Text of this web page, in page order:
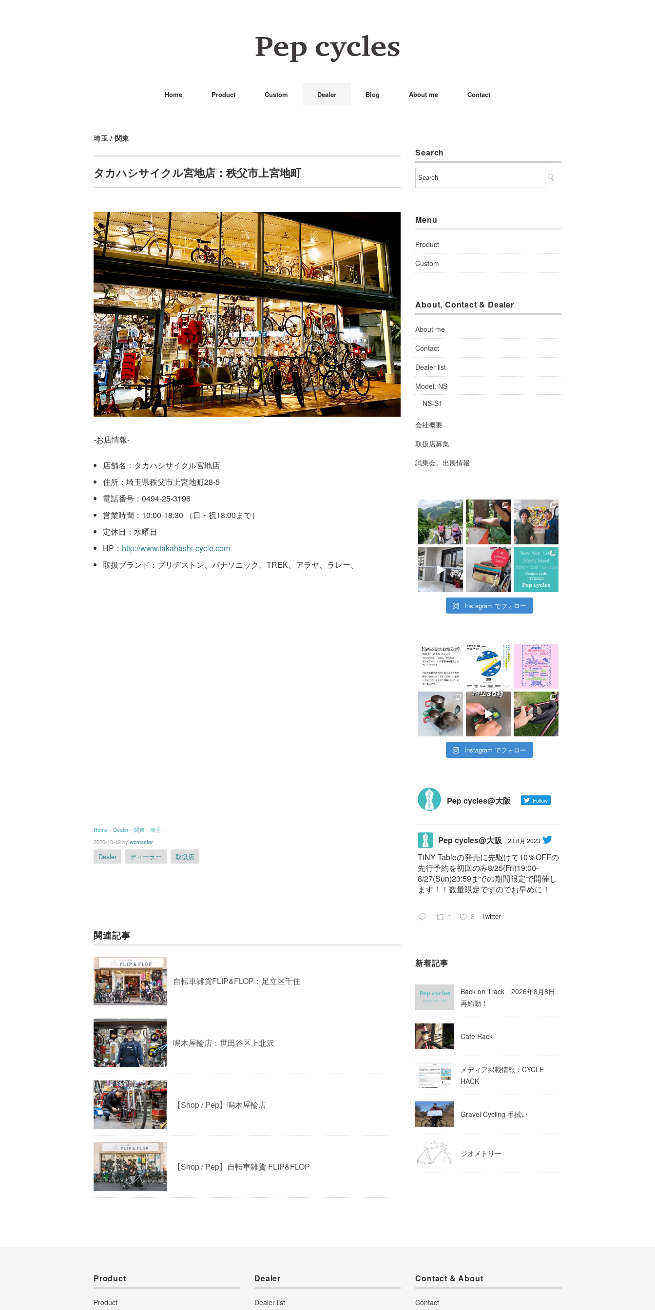
Home Product Custom Dealer Blog About me Contact
埼玉 / 関東
タカハシサイクル宮地店：秩父市上宮地町
-お店情報-
店舗名：タカハシサイクル宮地店
住所：埼玉県秩父市上宮地町28-5
電話番号：0494-25-3196
営業時間：10:00-18:30 （日・祝18:00まで）
定休日：水曜日
HP： http://www.takahashi-cycle.com
取扱ブランド：ブリヂストン、パナソニック、TREK、アラヤ、ラレー、
Home › Dealer › 関東 › 埼玉 ›
2020-10-12by wpmaster
Dealer ディーラー 取扱店
関連記事
自転車雑貨FLIP&FLOP：足立区千住
鳴木屋輪店：世田谷区上北沢
【Shop / Pep】鳴木屋輪店
【Shop / Pep】自転車雑貨 FLIP&FLOP
Search
Menu
Product
Custom
About, Contact & Dealer
About me
Contact
Dealer list
Model: NS
NS-S1
会社概要
取扱店募集
試乗会、出展情報
Instagram でフォロー
Instagram でフォロー
Pep cycles@大阪 Follow
Pep cycles@大阪 23 8月 2023
TiNY Tableの発売に先駆けて10％OFFの
先行予約を初回のみ8/25(Fri)19:00-
8/27(Sun)23:59までの期間限定で開催し
ます！！数量限定ですのでお早めに！
1 8 Twitter
今週はお知らせがいっぱいあるのでチェ
ックしてて下さいね！
10 Twitter
Load More
新着記事
Back on Track 2026年8月8日
再始動！
Cafe Rack
メディア掲載情報：CYCLE
HACK
Gravel Cycling 手拭い
ジオメトリー
Product
Product
Dealer
Dealer list
Contact & About
Contact